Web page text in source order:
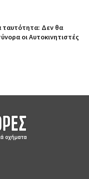
ταυτότητα: Δεν θα
οι Αυτοκινητιστές